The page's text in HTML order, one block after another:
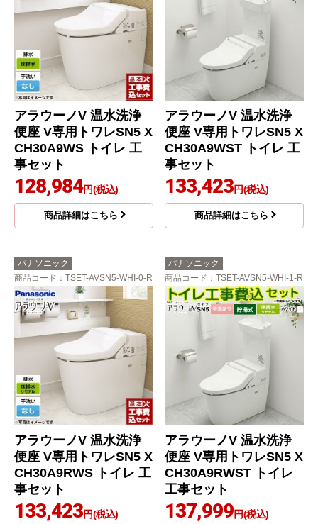
アラウーノV 温水洗浄
便座 V専用トワレSN5 X
CH30A9WS トイレ 工
事セット
128,984円(税込)
商品詳細はこちら
アラウーノV 温水洗浄
便座 V専用トワレSN5 X
CH30A9WST トイレ 工
事セット
133,423円(税込)
商品詳細はこちら
パナソニック
商品コード ：TSET-AVSN5-WHI-0-R
アラウーノV 温水洗浄
便座 V専用トワレSN5 X
CH30A9RWS トイレ 工
事セット
133,423円(税込)
パナソニック
商品コード ：TSET-AVSN5-WHI-1-R
アラウーノV 温水洗浄
便座 V専用トワレSN5 X
CH30A9RWST トイレ
工事セット
137,999円(税込)